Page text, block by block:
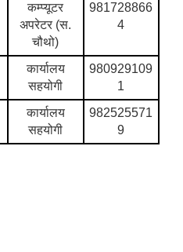
कम्प्यूटर
अपरेटर (स.
चौथो)
981728866
4
कार्यालय
सहयोगी
980929109
1
कार्यालय
सहयोगी
982525571
9